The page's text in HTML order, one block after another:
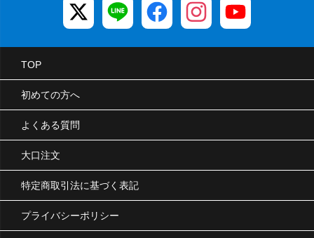
TOP
初めての方へ
よくある質問
大口注文
特定商取引法に基づく表記
プライバシーポリシー